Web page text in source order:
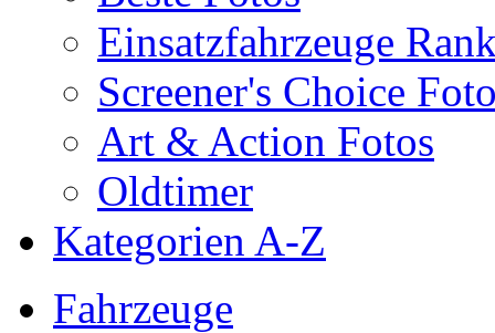
Einsatzfahrzeuge
Screener's Choice
Art & Action Fotos
Oldtimer
Kategorien A-Z
Fahrzeuge